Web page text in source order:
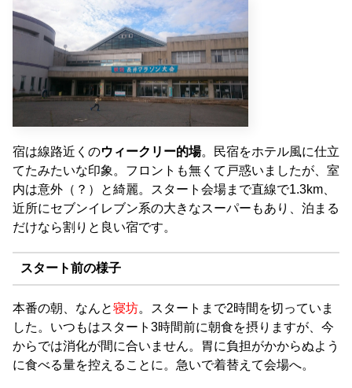
宿は線路近くのウィークリー的場。民宿をホテル風に仕立
てたみたいな印象。フロントも無くて戸惑いましたが、室
内は意外（？）と綺麗。スタート会場まで直線で1.3km、
近所にセブンイレブン系の大きなスーパーもあり、泊まる
だけなら割りと良い宿です。
スタート前の様子
本番の朝、なんと寝坊。スタートまで2時間を切っていま
した。いつもはスタート3時間前に朝食を摂りますが、今
からでは消化が間に合いません。胃に負担がかからぬよう
に食べる量を控えることに。急いで着替えて会場へ。